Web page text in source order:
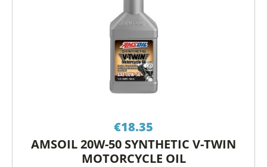
€18.35
AMSOIL 20W-50 SYNTHETIC V-TWIN
MOTORCYCLE OIL